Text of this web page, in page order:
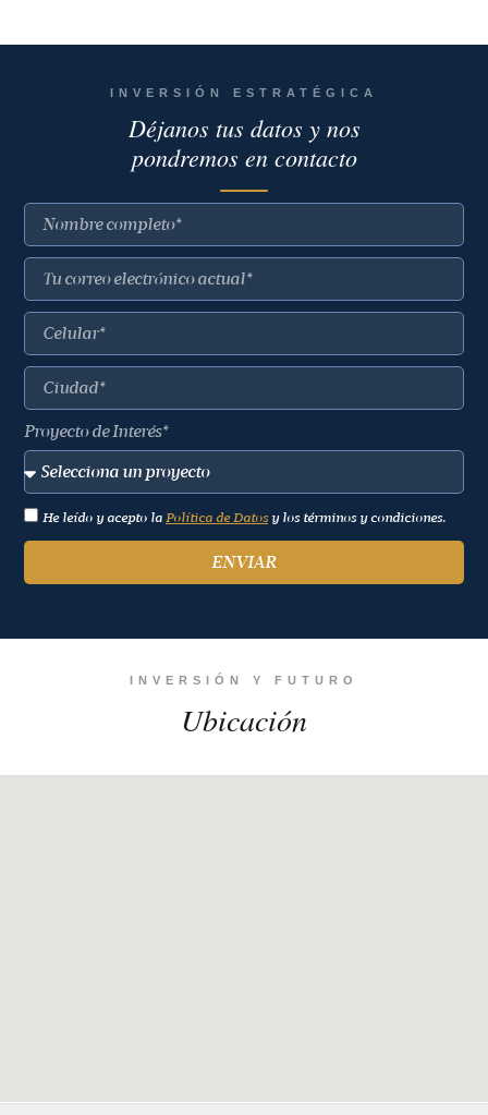
INVERSIÓN ESTRATÉGICA
Déjanos tus datos y nos
pondremos en contacto
Proyecto de Interés*
He leído y acepto la Política de Datos y los términos y condiciones.
ENVIAR
INVERSIÓN Y FUTURO
Ubicación